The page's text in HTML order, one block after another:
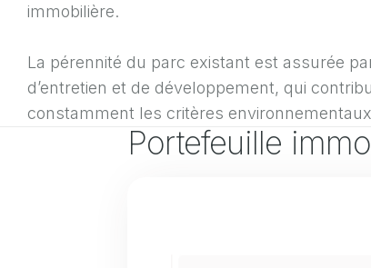
immobilière.
La pérennité du parc existant est assurée
d’entretien et de développement, qui
constamment les critères
Portefeuille